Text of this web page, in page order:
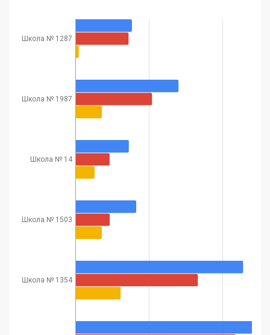
Школа № 1287
Школа № 1987
Школа № 14
Школа № 1503
Школа № 1354